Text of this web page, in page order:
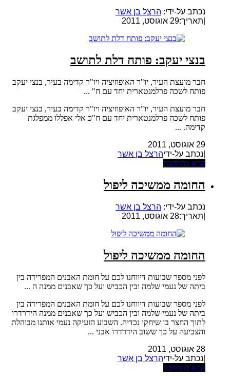
נכתב על-ידי: הרצל בן אשר
תאריך:29 אוגוסט, 2011
בנצי יעקב: פותח דלת לתושב
חבר מועצת העיר, יו"ר האופוזיציה ויו"ר קדימה בעיר, בנצי יעקב
פותח לשכה פרלמנטארית יחד עם ח" ...
חבר מועצת העיר, יו"ר האופוזיציה ויו"ר קדימה בעיר, בנצי יעקב
פותח לשכה פרלמנטארית יחד עם ח"כ אלי אפללו ממפלגת
קדימה. ...
29 אוגוסט, 2011
|נכתב על-ידיהרצל בן אשר
קרא בהרחבה
החומה ממשיכה ליפול
נכתב על-ידי: הרצל בן אשר
תאריך:28 אוגוסט, 2011
החומה ממשיכה ליפול
לפני מספר שבועות דיווחנו לכם על חומת האבנים המפרידה בין
ביתה של נעמי שלמה ובין הכביש ועל כך שאבנים ממנה ה ...
לפני מספר שבועות דיווחנו לכם על חומת האבנים המפרידה בין
ביתה של נעמי שלמה ובין הכביש ועל כך שאבנים ממנה הידרדרו
לתוך החצר בו שיחקו נכדיה. השבוע הזעיקה נעמי אותנו מבוהלת
והצביעה על כך ששוב הידרדרו אבני ...
28 אוגוסט, 2011
|נכתב על-ידיהרצל בן אשר
קרא בהרחבה